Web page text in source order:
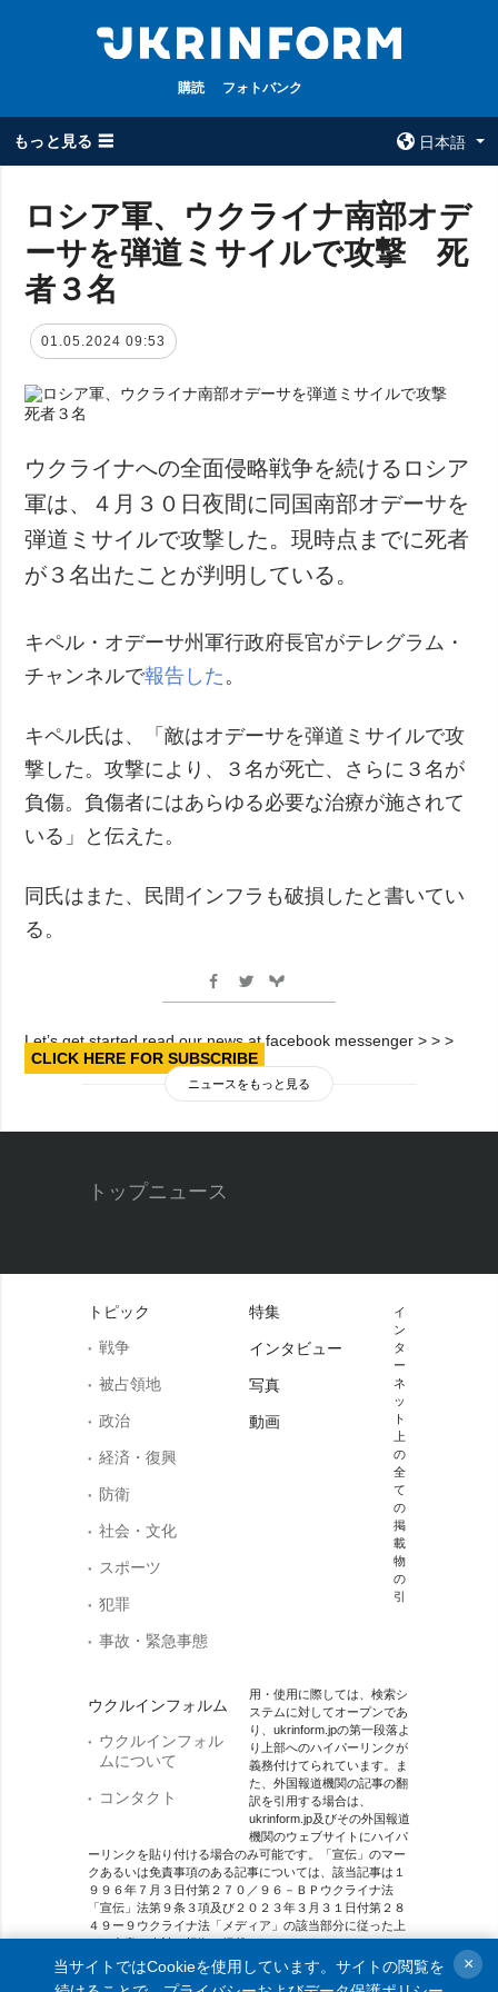
購読 フォトバンク
もっと見る ☰
日本語
全てのトピック
戦争
政治
経済・復興
防衛
社会・文化
スポーツ
犯罪
事故・緊急事態
ウクルインフォ
ルム
特集
インタビュー
動画
購読
ロシア軍、ウクライナ南部オデ
ーサを弾道ミサイルで攻撃 死
者３名
01.05.2024 09:53
ウクライナへの全面侵略戦争を続けるロシア
軍は、４月３０日夜間に同国南部オデーサを
弾道ミサイルで攻撃した。現時点までに死者
が３名出たことが判明している。
キペル・オデーサ州軍行政府長官がテレグラム・
チャンネルで報告した 。
キペル氏は、「敵はオデーサを弾道ミサイルで攻
撃した。攻撃により、３名が死亡、さらに３名が
負傷。負傷者にはあらゆる必要な治療が施されて
いる」と伝えた。
同氏はまた、民間インフラも破損したと書いてい
る。
Let’s get started read our news at facebook messenger > > >
CLICK HERE FOR SUBSCRIBE
ニュースをもっと見る
トップニュース
トピック
戦争
被占領地
政治
経済・復興
防衛
社会・文化
スポーツ
犯罪
事故・緊急事態
ウクルインフォルム
ウクルインフォル
ムについて
コンタクト
特集
インタビュー
写真
動画
イ
ン
タ
ー
ネ
ッ
ト
上
の
全
て
の
掲
載
物
の
引
用・使用に際しては、検索シ
ステムに対してオープンであ
り、ukrinform.jpの第一段落よ
り上部へのハイパーリンクが
義務付けてられています。ま
た、外国報道機関の記事の翻
訳を引用する場合は、
ukrinform.jp及びその外国報道
機関のウェブサイトにハイパ
ーリンクを貼り付ける場合のみ可能です。「宣伝」のマー
クあるいは免責事項のある記事については、該当記事は１
９９６年７月３日付第２７０／９６－ＢＰウクライナ法
「宣伝」法第９条３項及び２０２３年３月３１日付第２８
４９ー９ウクライナ法「メディア」の該当部分に従った上
で、合意／会計を根拠に掲載されています。
オンラインメディア主体 メディア識別番号：R40-01421.
当サイトではCookieを使用しています。サイトの閲覧を
×